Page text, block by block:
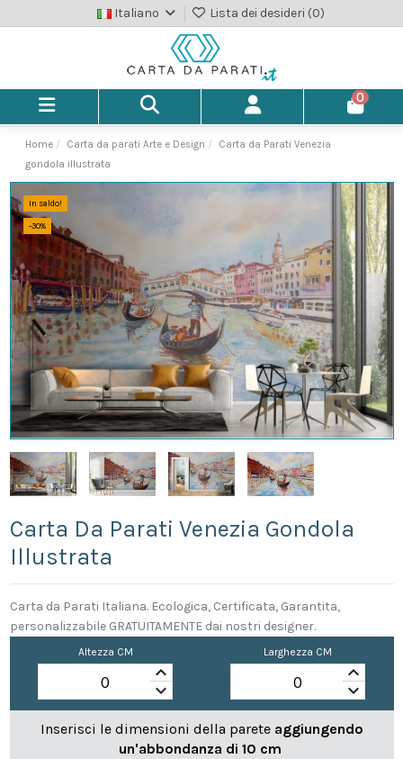
Italiano Lista dei desideri (0)
0
Home Carta da parati Arte e Design
Carta da Parati Venezia
gondola illustrata
In saldo!
-30%
Carta Da Parati Venezia Gondola
Illustrata
Carta da Parati Italiana. Ecologica, Certificata, Garantita,
personalizzabile GRATUITAMENTE dai nostri designer.
Altezza CM
keyboard_arrow_up
keyboard_arrow_down
Larghezza CM
keyboard_arrow_up
keyboard_arrow_down
Inserisci le dimensioni della parete aggiungendo
un'abbondanza di 10 cm